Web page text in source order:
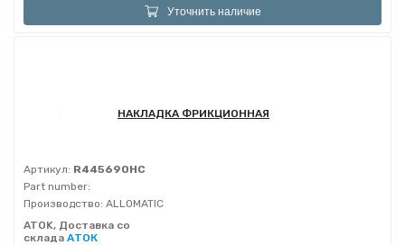
Уточнить наличие
НАКЛАДКА ФРИКЦИОННАЯ
Артикул: R445690HC
Part number:
Производство: ALLOMATIC
ATOK, Доставка со
склада АТОК